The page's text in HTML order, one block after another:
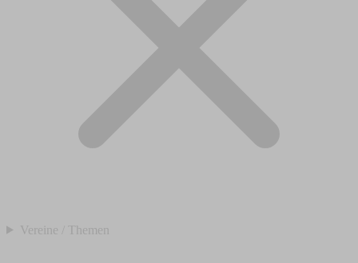
Vereine / Themen